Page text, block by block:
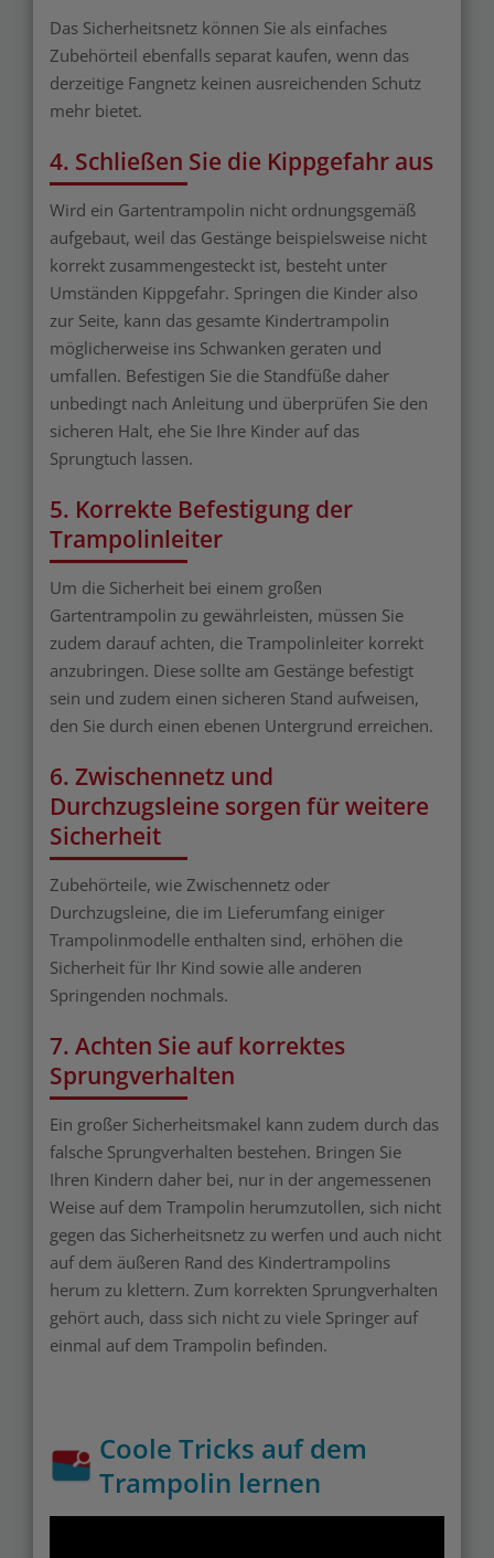
Das Sicherheitsnetz können Sie als einfaches
Zubehörteil ebenfalls separat kaufen, wenn das
derzeitige Fangnetz keinen ausreichenden Schutz
mehr bietet.
4. Schließen Sie die Kippgefahr aus
Wird ein Gartentrampolin nicht ordnungsgemäß
aufgebaut, weil das Gestänge beispielsweise nicht
korrekt zusammengesteckt ist, besteht unter
Umständen Kippgefahr. Springen die Kinder also
zur Seite, kann das gesamte Kindertrampolin
möglicherweise ins Schwanken geraten und
umfallen. Befestigen Sie die Standfüße daher
unbedingt nach Anleitung und überprüfen Sie den
sicheren Halt, ehe Sie Ihre Kinder auf das
Sprungtuch lassen.
5. Korrekte Befestigung der
Trampolinleiter
Um die Sicherheit bei einem großen
Gartentrampolin zu gewährleisten, müssen Sie
zudem darauf achten, die Trampolinleiter korrekt
anzubringen. Diese sollte am Gestänge befestigt
sein und zudem einen sicheren Stand aufweisen,
den Sie durch einen ebenen Untergrund erreichen.
6. Zwischennetz und
Durchzugsleine sorgen für weitere
Sicherheit
Zubehörteile, wie Zwischennetz oder
Durchzugsleine, die im Lieferumfang einiger
Trampolinmodelle enthalten sind, erhöhen die
Sicherheit für Ihr Kind sowie alle anderen
Springenden nochmals.
7. Achten Sie auf korrektes
Sprungverhalten
Ein großer Sicherheitsmakel kann zudem durch das
falsche Sprungverhalten bestehen. Bringen Sie
Ihren Kindern daher bei, nur in der angemessenen
Weise auf dem Trampolin herumzutollen, sich nicht
gegen das Sicherheitsnetz zu werfen und auch nicht
auf dem äußeren Rand des Kindertrampolins
herum zu klettern. Zum korrekten Sprungverhalten
gehört auch, dass sich nicht zu viele Springer auf
einmal auf dem Trampolin befinden.
Coole Tricks auf dem
Trampolin lernen